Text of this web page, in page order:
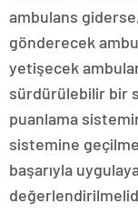
ambulans
gönderecek
yetişecek
sürdürülebilir bir
puanlama
sistemine
başarıyla